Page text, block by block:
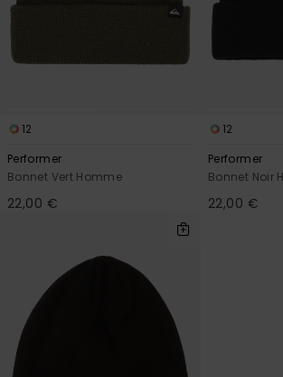
12
Performer
Bonnet Vert Homme
22,00 €
12
Performer
Bonnet Noir
22,00 €